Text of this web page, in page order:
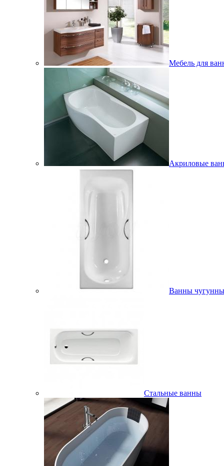
Мебель для
Акриловые
Ванны
Стальные ванны